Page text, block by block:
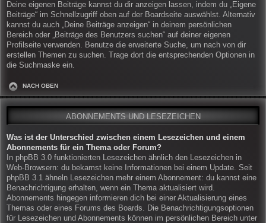
Deine eigenen Beiträge kannst du dir anzeigen lassen, indem du „Eigene
Beiträge“ im Schnellzugriff oben auf der Boardseite auswählst. Alternativ
kannst du auch „Deine Beiträge anzeigen“ in deinem persönlichen
Bereich oder „Beiträge des Benutzers suchen“ auf deiner eigenen
Profilseite verwenden. Benutze die erweiterte Suche, um nach von dir
erstellen Themen zu suchen. Trage dort die entsprechenden Optionen in
die Suchmaske ein.
NACH OBEN
ABONNEMENTS UND LESEZEICHEN
Was ist der Unterschied zwischen einem Lesezeichen und einem
Abonnements für ein Thema oder Forum?
In phpBB 3.0 funktionierten Lesezeichen ähnlich den Lesezeichen in
Web-Browsern: du bekamst keine Informationen bei einem Update. Seit
phpBB 3.1 ähneln Lesezeichen mehr einem Abonnement: du kannst eine
Benachrichtigung erhalten, wenn ein Thema aktualisiert wird.
Abonnements hingegen informieren dich bei einer Aktualisierung eines
Themas oder eines Forums des Boards. Die Benachrichtigungsoptionen
für Lesezeichen und Abonnements können im persönlichen Bereich unter